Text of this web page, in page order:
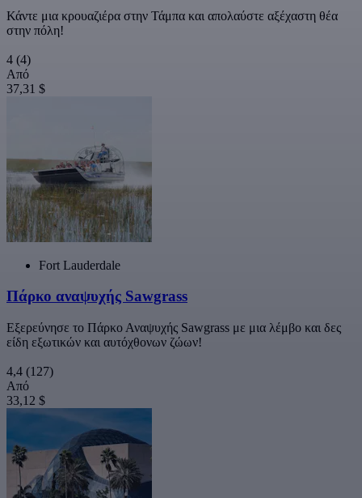
Κάντε μια κρουαζιέρα στην Τάμπα και απολαύστε αξέχαστη θέα
στην πόλη!
4 (4)
Από
37,31 $
Fort Lauderdale
Πάρκο αναψυχής Sawgrass
Εξερεύνησε το Πάρκο Αναψυχής Sawgrass με μια λέμβο και δες
είδη εξωτικών και αυτόχθονων ζώων!
4,4 (127)
Από
33,12 $